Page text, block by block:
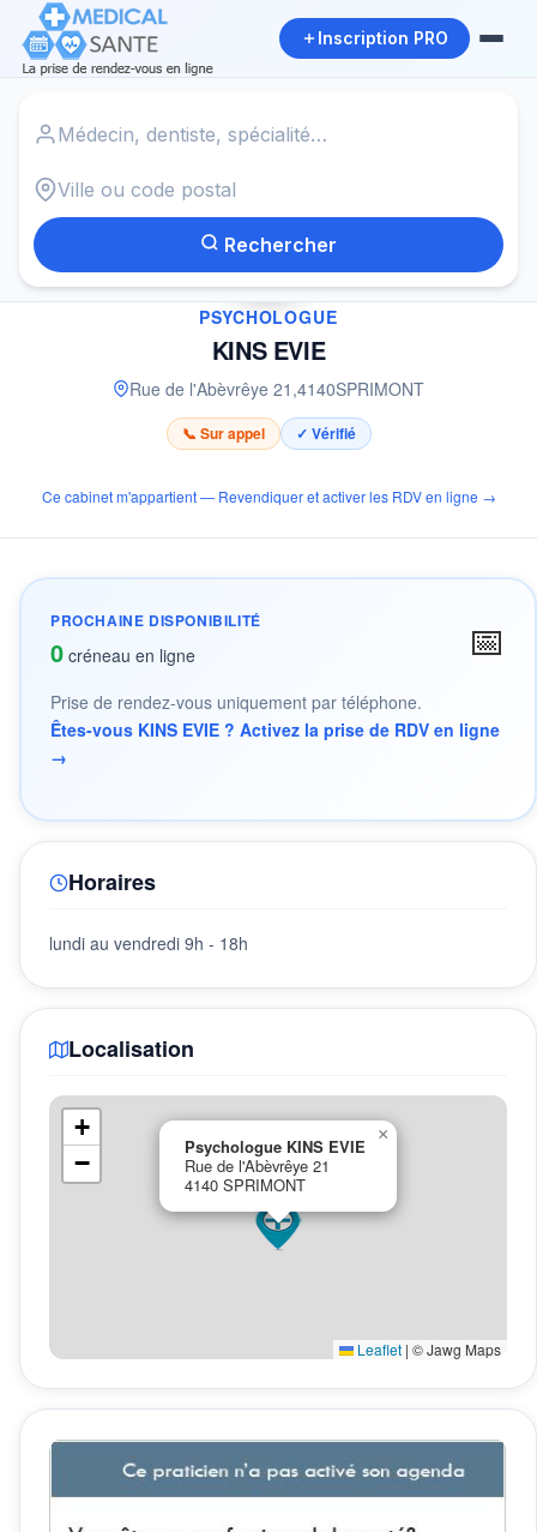
Inscription PRO
Rechercher
✓
PSYCHOLOGUE
KINS EVIE
Rue de l'Abèvrêye 21 ,4140SPRIMONT
📞 Sur appel ✓ Vérifié
Ce cabinet m'appartient — Revendiquer et activer les RDV en ligne →
PROCHAINE DISPONIBILITÉ
0 créneau en ligne 📅
Prise de rendez-vous uniquement par téléphone.
Êtes-vous KINS EVIE ? Activez la prise de RDV en ligne
→
Horaires
lundi au vendredi 9h - 18h
Localisation
Psychologue KINS EVIE
Rue de l'Abèvrêye 21
4140 SPRIMONT
×
+
−
Leaflet | © Jawg Maps